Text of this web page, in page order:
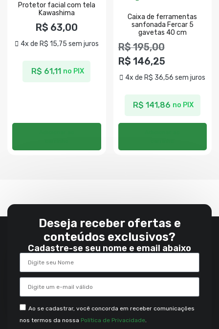
Protetor facial com tela
Kawashima
R$ 63,00
4x de R$ 15,75 sem juros
R$ 61,11 no PIX
Caixa de ferramentas
sanfonada Fercar 5
gavetas 40 cm
R$195,00
R$ 146,25
4x de R$ 36,56 sem juros
R$ 141,86 no PIX
Deseja receber ofertas e
conteúdos exclusivos?
Cadastre-se seu nome e email abaixo
Ao se cadastrar, você concorda em receber comunicações
nos termos da nossa Política de Privacidade